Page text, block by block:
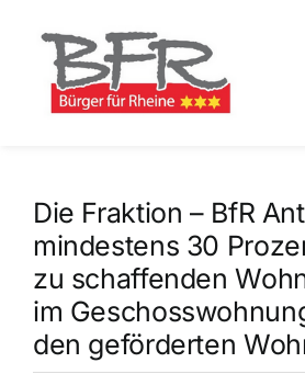
Inhalt
springen
Programm
Bürger für Rheine
Partnerprojekte
Die Fraktion – BfR
mindestens 30
zu schaffenden
im
den geförderten